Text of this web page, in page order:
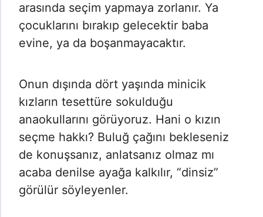
arasında seçim yapmaya zorlanır. Ya
çocuklarını bırakıp gelecektir baba
evine, ya da boşanmayacaktır.
Onun dışında dört yaşında minicik
kızların tesettüre sokulduğu
anaokullarını görüyoruz. Hani o kızın
seçme hakkı? Buluğ çağını bekleseniz
de konuşsanız, anlatsanız olmaz mı
acaba denilse ayağa kalkılır, “dinsiz”
görülür söyleyenler.